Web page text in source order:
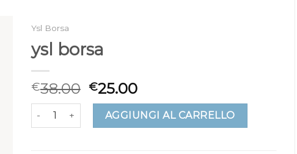
Ysl Borsa
ysl borsa
€38.00 €25.00
ysl borsa quantitàAGGIUNGI AL CARRELLO